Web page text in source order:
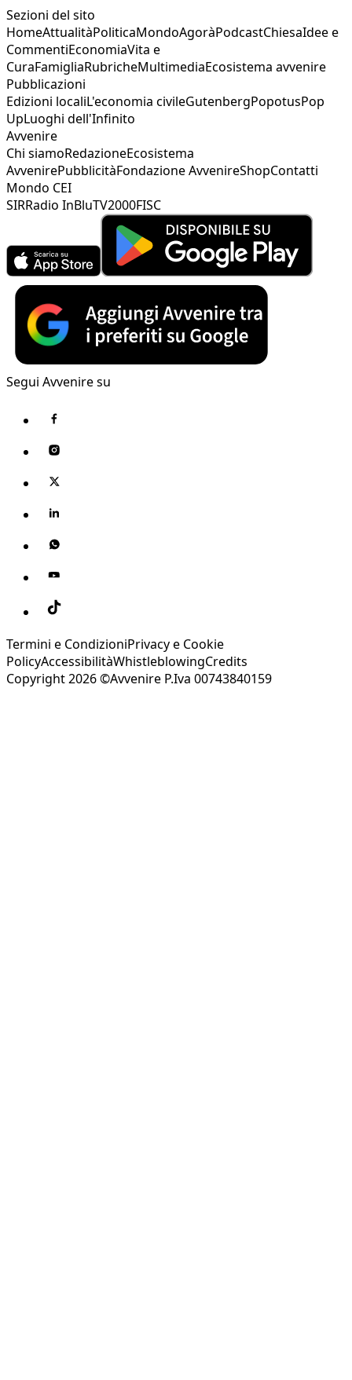
Sezioni del sito
HomeAttualitàPoliticaMondoAgoràPodcastChiesaIdee e
CommentiEconomiaVita e
CuraFamigliaRubricheMultimediaEcosistema avvenire
Pubblicazioni
Edizioni localiL'economia civileGutenbergPopotusPop
UpLuoghi dell'Infinito
Avvenire
Chi siamoRedazioneEcosistema
AvvenirePubblicitàFondazione AvvenireShopContatti
Mondo CEI
SIRRadio InBluTV2000FISC
Segui Avvenire su
Termini e CondizioniPrivacy e Cookie
PolicyAccessibilitàWhistleblowingCredits
Copyright 2026 ©Avvenire P.Iva 00743840159